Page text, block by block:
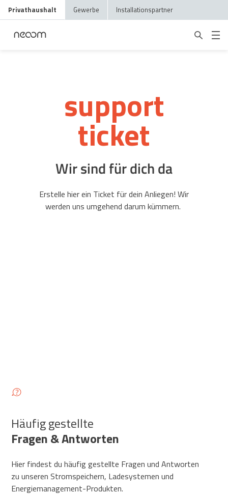
Privathaushalt Gewerbe Installationspartner
support
ticket
Wir sind für dich da
Erstelle hier ein Ticket für dein Anliegen! Wir
werden uns umgehend darum kümmern.
Häufig gestellte
Fragen & Antworten
Hier findest du häufig gestellte Fragen und Antworten
zu unseren Stromspeichern, Ladesystemen und
Energiemanagement-Produkten.